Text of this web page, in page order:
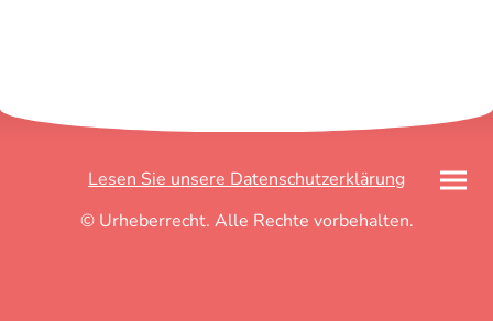
Lesen Sie unsere Datenschutzerklärung
© Urheberrecht. Alle Rechte vorbehalten.